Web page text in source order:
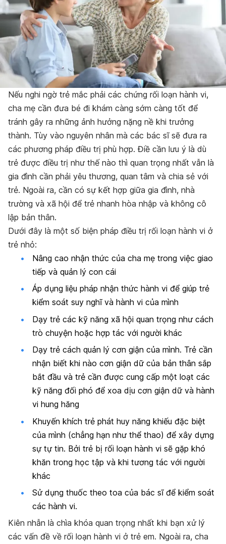
Nếu nghi ngờ trẻ mắc phải các chứng rối loạn hành vi,
cha mẹ cần đưa bé đi khám càng sớm càng tốt để
tránh gây ra những ảnh hưởng nặng nề khi trưởng
thành. Tùy vào nguyên nhân mà các bác sĩ sẽ đưa ra
các phương pháp điều trị phù hợp. Điề cần lưu ý là dù
trẻ được điều trị như thế nào thì quan trọng nhất vẫn là
gia đình cần phải yêu thương, quan tâm và chia sẻ với
trẻ. Ngoài ra, cần có sự kết hợp giữa gia đình, nhà
trường và xã hội để trẻ nhanh hòa nhập và không cô
lập bản thân.
Dưới đây là một số biện pháp điều trị rối loạn hành vi ở
trẻ nhỏ:
Nâng cao nhận thức của cha mẹ trong việc giao
tiếp và quản lý con cái
Áp dụng liệu pháp nhận thức hành vi để giúp trẻ
kiểm soát suy nghĩ và hành vi của mình
Dạy trẻ các kỹ năng xã hội quan trọng như cách
trò chuyện hoặc hợp tác với người khác
Dạy trẻ cách quản lý cơn giận của mình. Trẻ cần
nhận biết khi nào cơn giận dữ của bản thân sắp
bắt đầu và trẻ cần được cung cấp một loạt các
kỹ năng đối phó để xoa dịu cơn giận dữ và hành
vi hung hăng
Khuyến khích trẻ phát huy năng khiếu đặc biệt
của mình (chẳng hạn như thể thao) để xây dựng
sự tự tin. Bởi trẻ bị rối loạn hành vi sẽ gặp khó
khăn trong học tập và khi tương tác với người
khác
Sử dụng thuốc theo toa của bác sĩ để kiểm soát
các hành vi.
Kiên nhẫn là chìa khóa quan trọng nhất khi bạn xử lý
các vấn đề về rối loạn hành vi ở trẻ em. Ngoài ra, cha